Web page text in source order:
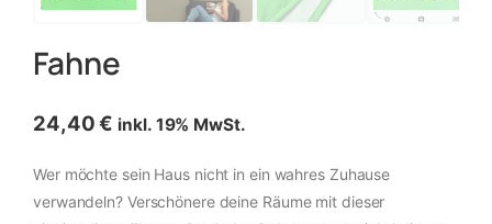
Fahne
24,40€ inkl. 19% MwSt.
Wer möchte sein Haus nicht in ein wahres Zuhause
verwandeln? Verschönere deine Räume mit dieser